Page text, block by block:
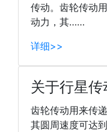
传动。齿轮传动
动力，其……
详细>>
关于行星
齿轮传动用来传
其圆周速度可达